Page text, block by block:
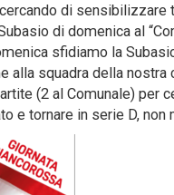
di sensibilizzare
di domenica al
sfidiamo la
alla squadra della nostra
(2 al Comunale) per
e tornare in serie D, non